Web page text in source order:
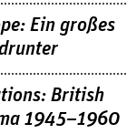
Ein großes
British
1945–1960